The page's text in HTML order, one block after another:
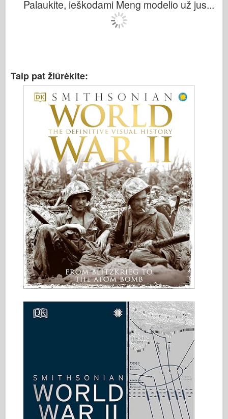
Palaukite, ieškodami Meng modelio už jus...
Taip pat žiūrėkite: